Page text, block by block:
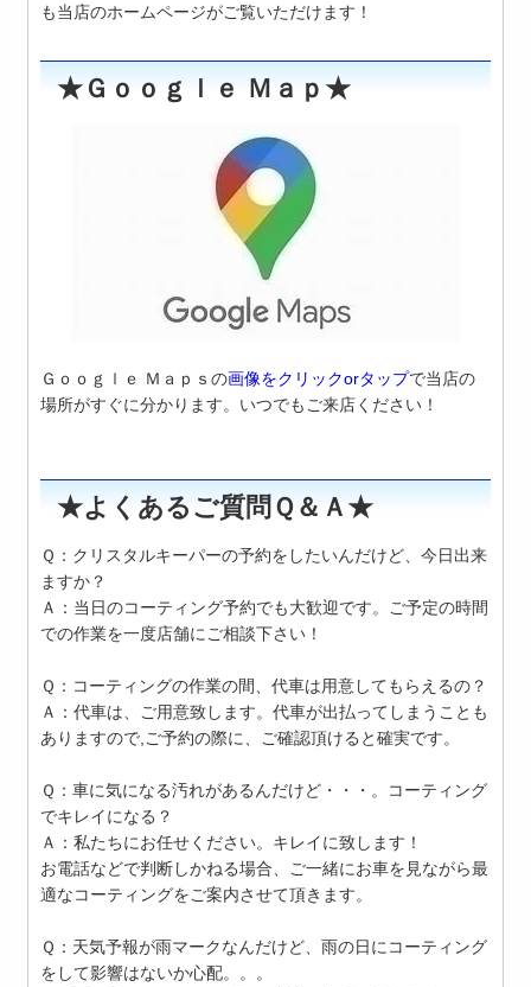
も当店のホームページがご覧いただけます！
★Ｇｏｏｇｌｅ Ｍａｐ★
Ｇｏｏｇｌｅ Ｍａｐｓの画像をクリックorタップで当店の
場所がすぐに分かります。いつでもご来店ください！
★よくあるご質問Ｑ＆Ａ★
Ｑ：クリスタルキーパーの予約をしたいんだけど、今日出来
ますか？
Ａ：当日のコーティング予約でも大歓迎です。ご予定の時間
での作業を一度店舗にご相談下さい！
Ｑ：コーティングの作業の間、代車は用意してもらえるの？
Ａ：代車は、ご用意致します。代車が出払ってしまうことも
ありますので,ご予約の際に、ご確認頂けると確実です。
Ｑ：車に気になる汚れがあるんだけど・・・。コーティング
でキレイになる？
Ａ：私たちにお任せください。キレイに致します！
お電話などで判断しかねる場合、ご一緒にお車を見ながら最
適なコーティングをご案内させて頂きます。
Ｑ：天気予報が雨マークなんだけど、雨の日にコーティング
をして影響はないか心配。。。